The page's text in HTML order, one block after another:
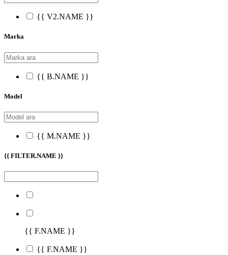
{{ V2.NAME }}
Marka
{{ B.NAME }}
Model
{{ M.NAME }}
{{ FILTER.NAME }}
{{ F.NAME }}
{{ F.NAME }}